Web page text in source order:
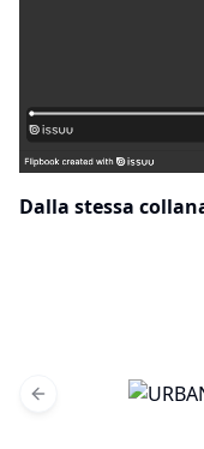
Dalla stessa
Previous slide